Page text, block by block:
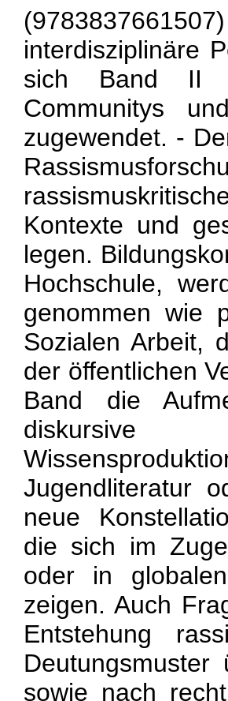
interdisziplinäre
sich Band II
Communitys
zugewendet. -
Kontexte und
legen.
Hochschule,
genommen wie
Sozialen Arbeit,
der öffentlichen
Band die
diskursive
Jugendliteratur
neue
die sich im
oder in
zeigen. Auch
Entstehung
sowie nach